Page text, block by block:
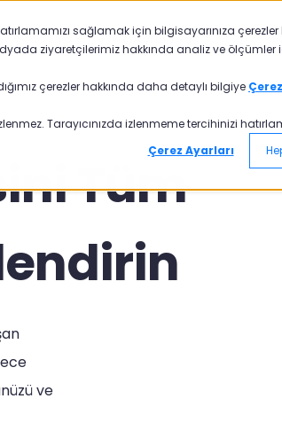
sağlamak için bilgisayarınıza
ziyaretçilerimiz hakkında analiz ve ölçümler
çerezler hakkında daha detaylı bilgiye
Tarayıcınızda izlenmeme tercihinizi
Çerez Ayarları
Akademi Fiyatlandırma
Tüm
ve